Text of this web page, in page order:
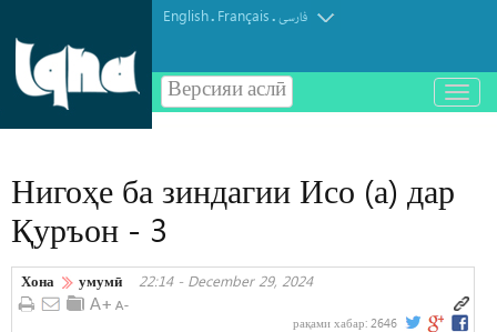
English. Français.فارسی
Версияи аслӣ
باز
و
Нигоҳе ба зиндагии Исо (а) дар
Қуръон - 3
Хона умумӣ 22:14 - December 29, 2024
рақами хабар: 2646